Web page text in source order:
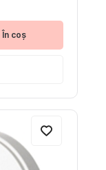
În coș